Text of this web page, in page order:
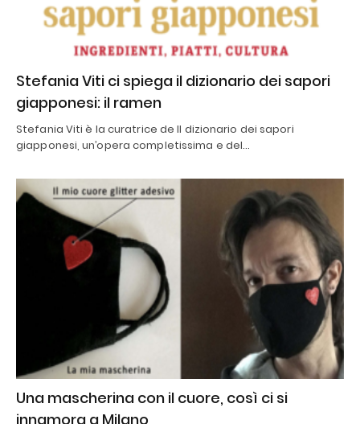
Stefania Viti ci spiega il dizionario dei sapori
giapponesi: il ramen
Stefania Viti è la curatrice de Il dizionario dei sapori
giapponesi, un’opera completissima e del…
Una mascherina con il cuore, così ci si
innamora a Milano